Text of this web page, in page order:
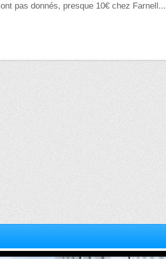
pas donnés, presque 10€ chez Farnell...